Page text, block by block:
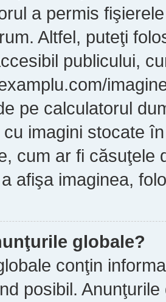
a permis
Altfel, puteţi
publicului,
pe calculatorul
imagini stocate
cum ar fi căsuţele
afişa imaginea,
globale?
conţin
posibil.